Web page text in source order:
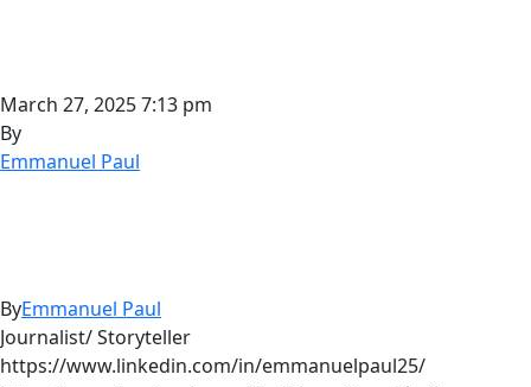
March 27, 2025 7:13 pm
By
Emmanuel Paul
ByEmmanuel Paul
Journalist/ Storyteller
https://www.linkedin.com/in/emmanuelpaul25/